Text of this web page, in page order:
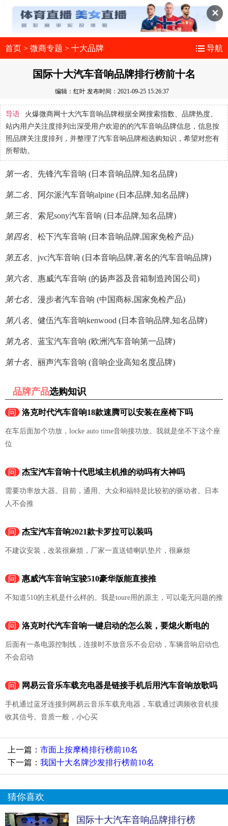
✕
首页 > 微商专题 > 十大品牌 导航
国际十大汽车音响品牌排行榜前十名
编辑：红叶 发布时间：2021-09-25 15:26:37
导语
火爆微商网十大汽车音响品牌根据全网搜索指数、品牌热度、
站内用户关注度排列出深受用户欢迎的的汽车音响品牌信息，信息按
照品牌关注度排列，并整理了汽车音响品牌相选购知识，希望对您有
所帮助。
第一名、 先锋汽车音响 (日本音响品牌,知名品牌)
第二名、 阿尔派汽车音响alpine (日本品牌,知名品牌)
第三名、 索尼sony汽车音响 (日本品牌,知名品牌)
第四名、 松下汽车音响 (日本音响品牌,国家免检产品)
第五名、 jvc汽车音响 (日本音响品牌,著名的汽车音响品牌)
第六名、 惠威汽车音响 (的扬声器及音箱制造跨国公司)
第七名、 漫步者汽车音响 (中国商标,国家免检产品)
第八名、 健伍汽车音响kenwood (日本音响品牌,知名品牌)
第九名、 蓝宝汽车音响 (欧洲汽车音响第一品牌)
第十名、 丽声汽车音响 (音响企业高知名度品牌)
品牌产品选购知识
问 洛克时代汽车音响18款速腾可以安装在座椅下吗
在车后面加个功放，locke auto time音响接功放。我就是坐不下这个座
位
问 杰宝汽车音响十代思域主机推的动吗有大神吗
需要功率放大器。目前，通用、大众和福特是比较初的驱动者。日本
人不会推
问 杰宝汽车音响2021款卡罗拉可以装吗
不建议安装，改装很麻烦，厂家一直送错喇叭垫片，很麻烦
问 惠威汽车音响宝骏510豪华版能直接推
不知道510的主机是什么样的。我是toure用的原主，可以毫无问题的推
问 洛克时代汽车音响一键启动的怎么装，要熄火断电的
后面有一条电源控制线，连接时不放音乐不会启动，车辆音响启动也
不会启动
问 网易云音乐车载充电器是链接手机后用汽车音响放歌吗
手机通过蓝牙连接到网易云音乐车载充电器，车载通过调频收音机接
收其信号。音质一般，小心买
上一篇： 市面上按摩椅排行榜前10名
下一篇： 我国十大名牌沙发排行榜前10名
猜你喜欢
国际十大汽车音响品牌排行榜